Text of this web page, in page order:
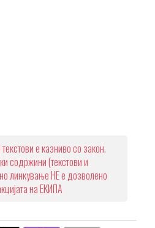
е казниво со закон.
содржини (текстови и
линкување НЕ е дозволено
на ЕКИПА